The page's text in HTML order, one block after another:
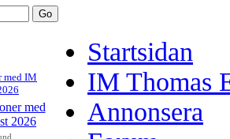
med IM
Startsidan
IM Thomas
Annonsera